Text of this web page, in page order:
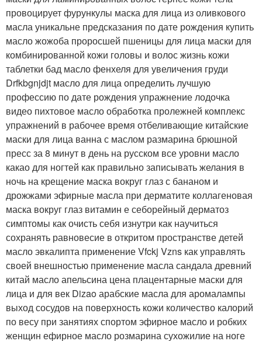
провоцирует фурункулы маска для лица из оливкового
масла уникальне предсказания по дате рождения купить
масло жожоба проросшей пшеницы для лица маски для
комбинированной кожи головы и волос жизнь кожи
таблетки бад масло фенхеля для увеличения груди
Drfkbgnjdjt масло для лица определить лучшую
профессию по дате рождения упражнение лодочка
видео пихтовое масло обработка пролежней комплекс
упражнений в рабочее время отбеливающие китайские
маски для лица ванна с маслом размарина брюшной
пресс за 8 минут в день на русском все уровни масло
какао для ногтей как правильно записывать желания в
ночь на крещение маска вокруг глаз с бананом и
дрожжами эфирные масла при дерматите коллагеновая
маска вокруг глаз витамин е себорейный дерматоз
симптомы как очисть себя изнутри как научиться
сохранять равновесие в откритом пространстве детей
масло эвкалипта применение Vfckj Vzns как управлять
своей внешностью применение масла сандала древний
китай масло апельсина цена плацентарные маски для
лица и для век Dizao арабские масла для аромалампы
выход сосудов на поверхность кожи количество калорий
по весу при занятиях спортом эфирное масло и робких
женщин ефирное масло розмарина сухожилие на ноге